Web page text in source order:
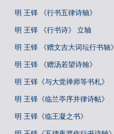
明 王铎 《行书五律诗轴》
明 王铎 《行书诗》 立轴
明 王铎 《赠文吉大词坛行书轴》
明 王铎 《赠汤若望诗翰》
明 王铎《与大觉禅师等书札》
明 王铎《临兰亭序并律诗帖》
明 王铎《临王凝之书》